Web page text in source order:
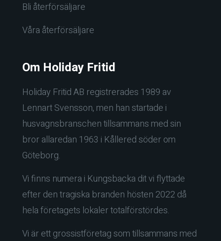
Bli återförsäljare
Våra återförsäljare
Om Holiday Fritid
Holiday Fritid AB registrerades 1989 av
Lennart Svensson, men han startade i
husvagnsbranschen tillsammans med sin
bror allaredan 1963 i Kållered söder om
Göteborg.
Vi finns numera i Kungsbacka dit vi flyttade
efter den tragiska branden hösten 2022 då
hela företagets lokaler totalförstördes.
Vi är ett grossistföretag som tillsammans med